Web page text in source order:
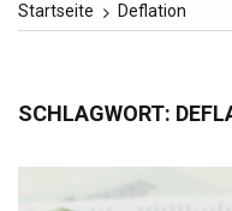
Startseite Deflation
SCHLAGWORT: